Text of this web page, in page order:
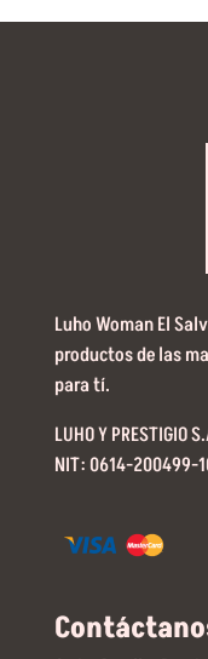
Luho Woman El
productos de las
para tí.
LUHO Y PRESTIGIO
NIT: 0614-200499-